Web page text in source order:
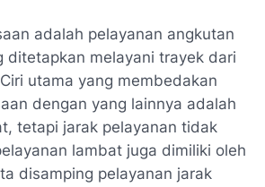
adalah pelayanan angkutan
ditetapkan melayani trayek dari
utama yang membedakan
dengan yang lainnya adalah
tetapi jarak pelayanan tidak
lambat juga dimiliki oleh
disamping pelayanan jarak